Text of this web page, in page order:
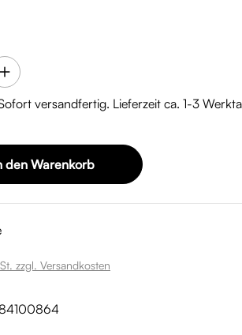
versandfertig. Lieferzeit ca. 1-3
den Warenkorb
zzgl. Versandkosten